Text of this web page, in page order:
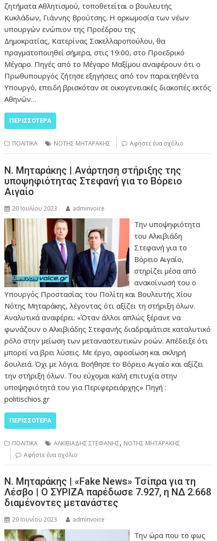
ζητήματα Αθλητισμού, τοποθετείται ο βουλευτής
Κυκλάδων, Γιάννης Βρούτσης. Η ορκωμοσία των νέων
υπουργών ενώπιον της Προέδρου της
Δημοκρατίας, Κατερίνας Σακελλαροπούλου, θα
πραγματοποιηθεί σήμερα, στις 19:00, στο Προεδρικό
Μέγαρο. Πηγές από το Μέγαρο Μαξίμου αναφέρουν ότι ο
Πρωθυπουργός ζήτησε εξηγήσεις από τον παραιτηθέντα
Υπουργό, επειδή βρισκόταν σε οικογενειακές διακοπές εκτός
Αθηνών…
ΠΕΡΙΣΣΌΤΕΡΑ
ΠΟΛΙΤΙΚΑ ΝΟΤΗΣ ΜΗΤΑΡΑΚΗΣ Αφήστε ένα σχόλιο
Ν. Μηταράκης | Ανάρτηση στήριξης της
υποψηφιότητας Στεφανή για το Βόρειο
Αιγαίο
20 Ιουλίου 2023 adminvoice
Την υποψηφιότητα
του Αλκιβιάδη
Στεφανή για το
Βόρειο Αιγαίο,
στηρίζει μέσα από
ανακοίνωσή του ο
Υπουργός Προστασίας του Πολίτη και Βουλευτής Χίου
Νότης Μηταράκης, λέγοντας ότι αξίζει τη στήριξη όλων.
Αναλυτικά αναφέρει: «Όταν άλλοι απλώς ξέρανε να
φωνάζουν ο Αλκιβιάδης Στεφανής διαδραμάτισε καταλυτικό
ρόλο στην μείωση των μεταναστευτικών ροών. Απέδειξε ότι
μπορεί να βρει λύσεις. Με έργο, αφοσίωση και σκληρή
δουλειά. Όχι με λόγια. Βοήθησε το Βόρειο Αιγαίο και αξίζει
την στήριξη όλων. Του εύχομαι καλή επιτυχία στην
υποψηφιότητά του για Περιφερειάρχης» Πηγή :
politischios.gr
ΠΕΡΙΣΣΌΤΕΡΑ
ΠΟΛΙΤΙΚΑ ΑΛΚΙΒΙΑΔΗΣ ΣΤΕΦΑΝΗΣ, ΝΟΤΗΣ ΜΗΤΑΡΑΚΗΣ
Αφήστε ένα σχόλιο
Ν. Μηταράκης | «Fake News» Τσίπρα για τη
Λέσβο | Ο ΣΥΡΙΖΑ παρέδωσε 7.927, η ΝΔ 2.668
διαμένοντες μετανάστες
20 Ιουνίου 2023 adminvoice
Την ώρα που το φως